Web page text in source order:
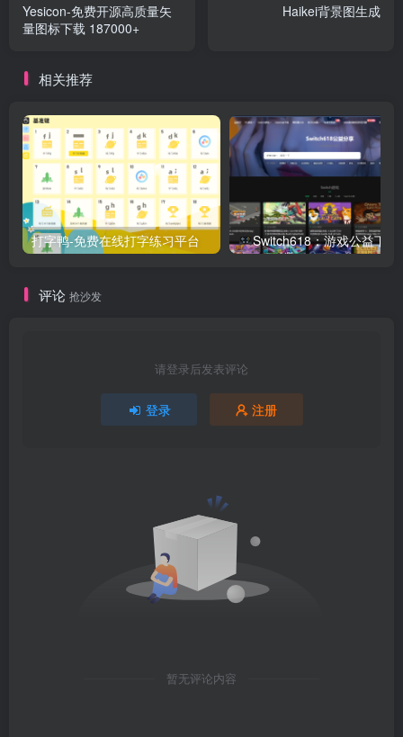
Yesicon-免费开源高质量矢
量图标下载 187000+
Haikei背景图生成
相关推荐
打字鸭-免费在线打字练习平台 Switch618：游戏公益下载
评论 抢沙发
请登录后发表评论
登录 注册
暂无评论内容